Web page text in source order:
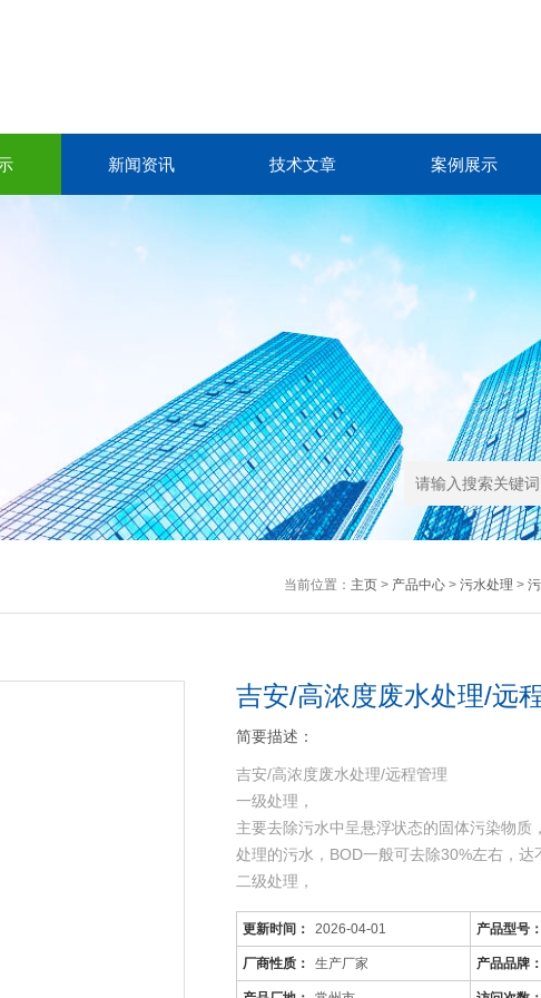
新闻资讯 技术文章 案例展示
当前位置： 主页> 产品中心> 污水处理 >
吉安/高浓度废水处理/远
简要描述：
吉安/高浓度废水处理/远程管理
一级处理，
主要去除污水中呈悬浮状态的固体污染物
处理的污水，BOD一般可去除30%左右，达
二级处理，
主要去除污水中呈胶体和溶解状态的有机污
机污染物达到排放标准。
三级处理，
进一步处理难降解的有机物、
更新时间： 2026-04-01 产品型号：
厂商性质： 生产厂家 产品品牌：